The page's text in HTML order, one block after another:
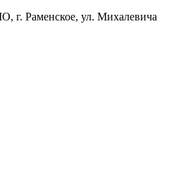
г. Раменское, ул. Михалевича